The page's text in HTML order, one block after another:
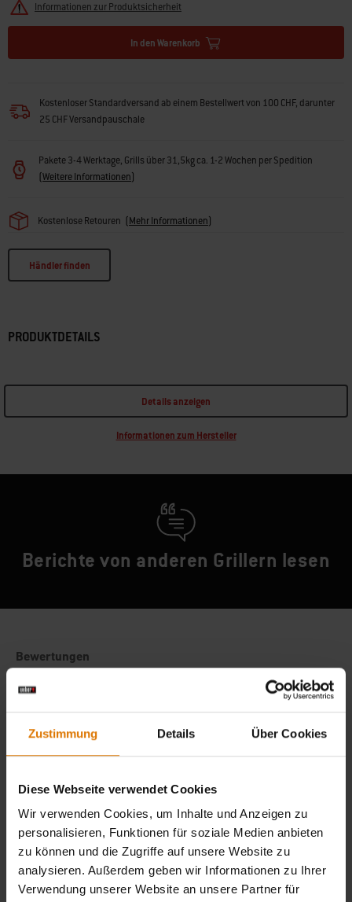
Zustimmung Details Über Cookies
Diese Webseite verwendet Cookies
Wir verwenden Cookies, um Inhalte und Anzeigen zu
personalisieren, Funktionen für soziale Medien anbieten
zu können und die Zugriffe auf unsere Website zu
analysieren. Außerdem geben wir Informationen zu Ihrer
Verwendung unserer Website an unsere Partner für
Informationen zur Produktsicherheit
In den Warenkorb
Kostenloser Standardversand ab einem Bestellwert von 100 CHF, darunter
25 CHF Versandpauschale
Pakete 3-4 Werktage, Grills über 31,5kg ca. 1-2 Wochen per Spedition
(Weitere Informationen)
Kostenlose Retouren (Mehr Informationen)
Händler finden
PRODUKTDETAILS
Details anzeigen
Informationen zum Hersteller
Berichte von anderen Grillern lesen